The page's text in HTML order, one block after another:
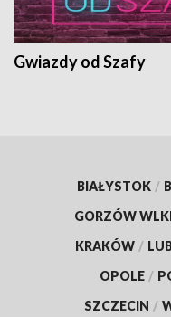
Gwiazdy od Szafy
BIAŁYSTOK /
GORZÓW
KRAKÓW /
OPOLE /
SZCZECIN /